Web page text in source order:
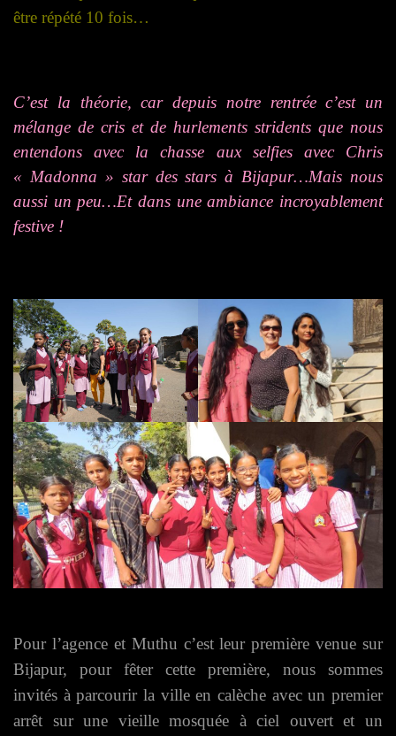
être répété 10 fois…
C’est la théorie, car depuis notre rentrée c’est un
mélange de cris et de hurlements stridents que nous
entendons avec la chasse aux selfies avec Chris
« Madonna » star des stars à Bijapur…Mais nous
aussi un peu…Et dans une ambiance incroyablement
festive !
Pour l’agence et Muthu c’est leur première venue sur
Bijapur, pour fêter cette première, nous sommes
invités à parcourir la ville en calèche avec un premier
arrêt sur une vieille mosquée à ciel ouvert et un